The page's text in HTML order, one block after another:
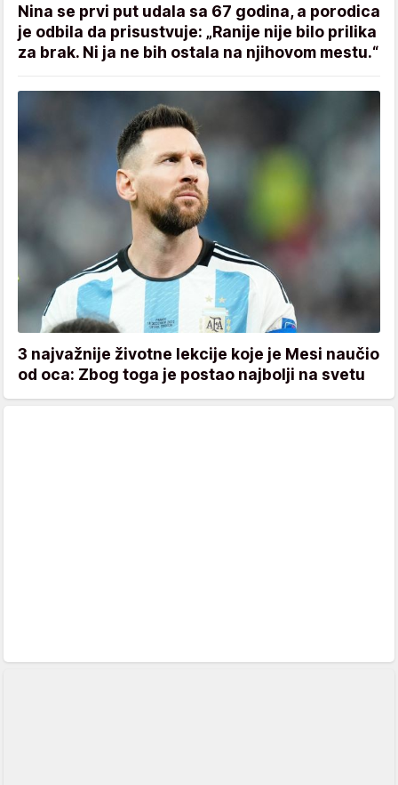
Nina se prvi put udala sa 67 godina, a porodica
je odbila da prisustvuje: „Ranije nije bilo prilika
za brak. Ni ja ne bih ostala na njihovom mestu.“
3 najvažnije životne lekcije koje je Mesi naučio
od oca: Zbog toga je postao najbolji na svetu